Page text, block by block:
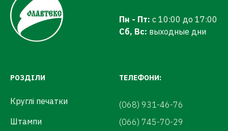
Пн - Пт: с 10:00 до 17:00
Сб, Вс: выходные дни
РОЗДІЛИ
Круглі печатки
Штампи
ТЕЛЕФОНИ:
(068) 931-46-76
(066) 745-70-29